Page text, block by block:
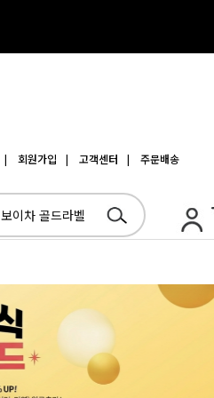
| 회원가입 | 고객센터 | 주문배송